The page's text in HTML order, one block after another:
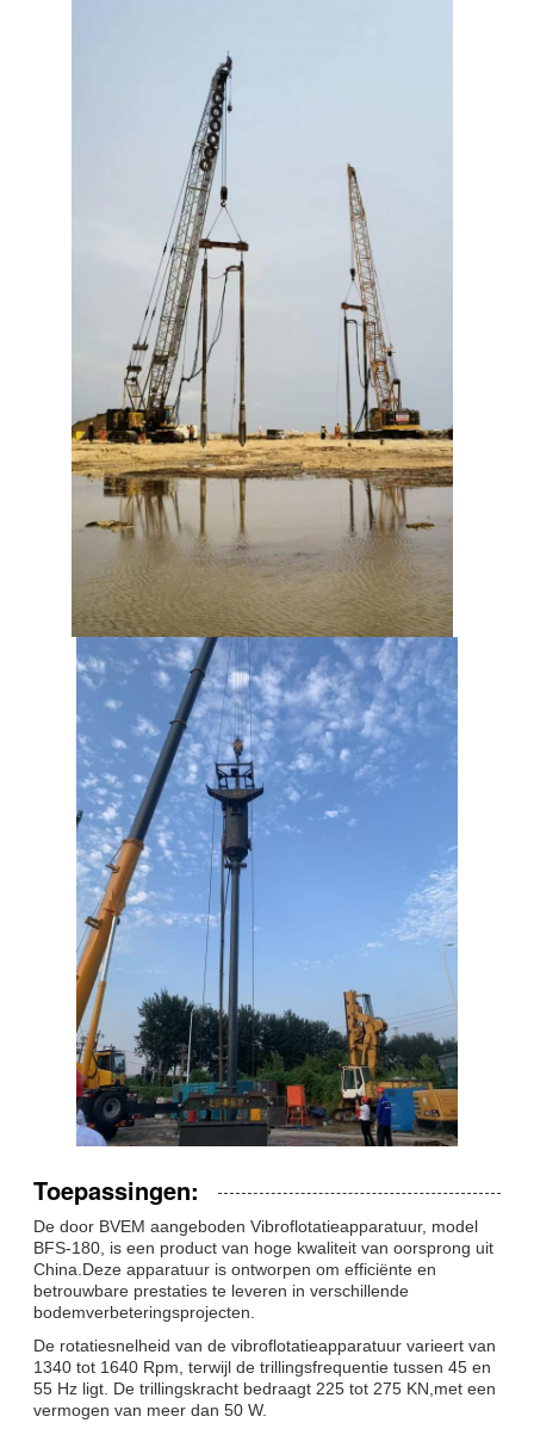
Toepassingen:
De door BVEM aangeboden Vibroflotatieapparatuur, model
BFS-180, is een product van hoge kwaliteit van oorsprong uit
China.Deze apparatuur is ontworpen om efficiënte en
betrouwbare prestaties te leveren in verschillende
bodemverbeteringsprojecten.
De rotatiesnelheid van de vibroflotatieapparatuur varieert van
1340 tot 1640 Rpm, terwijl de trillingsfrequentie tussen 45 en
55 Hz ligt. De trillingskracht bedraagt 225 tot 275 KN,met een
vermogen van meer dan 50 W.